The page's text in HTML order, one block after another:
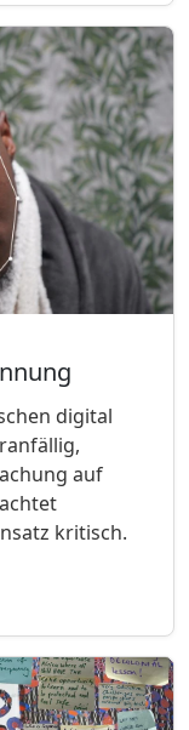
digital
auf
kritisch.